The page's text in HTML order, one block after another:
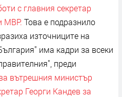
с главния секретар
МВР. Това е подразнило
източниците на
има кадри за всеки
преди
вътрешния министър
Георги Кандев за